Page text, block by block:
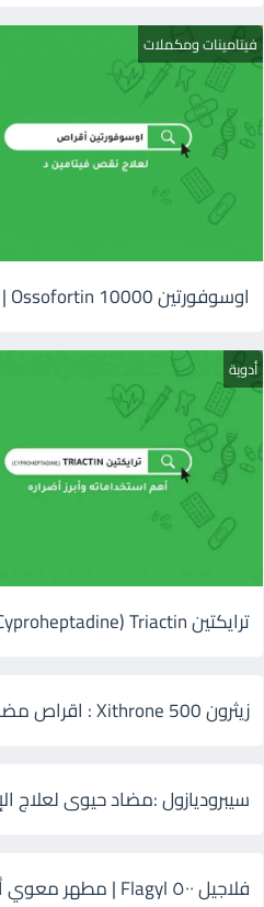
فيتامينات ومكملات
اوسوفورتين 10000 Ossofortin | فيتامين د أقراص
أدوية
ترايكتين Cyproheptadine) Triactin) فاتح للشهية لزيادة الوزن
زيثرون 500 Xithrone : اقراص مضاد حيوى للالتهابات
سيبروديازول :مضاد حيوى لعلاج
فلاجيل ٥٠٠ Flagyl | مطهر معوي أقراص وشراب